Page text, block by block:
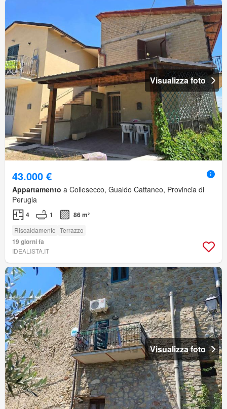
Visualizza foto
43.000 €
Appartamento a Collesecco, Gualdo Cattaneo, Provincia di
Perugia
4 1 86 m²
Riscaldamento Terrazzo
19 giorni fa
IDEALISTA.IT
Visualizza foto